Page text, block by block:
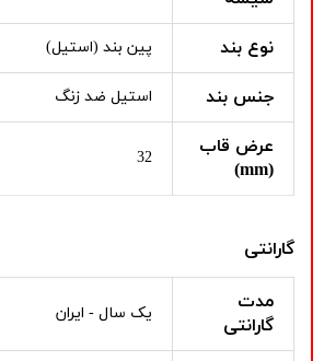
نوع بند پین بند (استیل)
جنس بند استیل ضد زنگ
عرض قاب
(mm)
32
گارانتی
مدت
گارانتی
یک سال - ایران